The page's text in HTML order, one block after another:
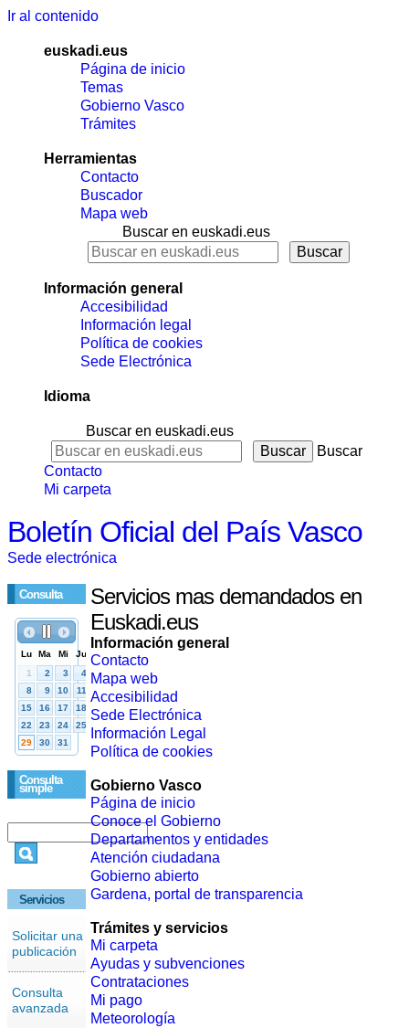
Ir al contenido
euskadi.eus
Página de inicio
Temas
Gobierno Vasco
Trámites
Herramientas
Contacto
Buscador
Mapa web
Buscar en euskadi.eus
Información general
Accesibilidad
Información legal
Política de cookies
Sede Electrónica
Idioma
Buscar en euskadi.eus
Buscar
Contacto
Mi carpeta
Boletín Oficial del País Vasco
Sede electrónica
Consulta
Consulta
simple
Servicios
Solicitar una
publicación
Consulta
avanzada
Servicios mas demandados en
Euskadi.eus
Información general
Contacto
Mapa web
Accesibilidad
Sede Electrónica
Información Legal
Política de cookies
Gobierno Vasco
Página de inicio
Conoce el Gobierno
Departamentos y entidades
Atención ciudadana
Gobierno abierto
Gardena, portal de transparencia
Trámites y servicios
Mi carpeta
Ayudas y subvenciones
Contrataciones
Mi pago
Meteorología